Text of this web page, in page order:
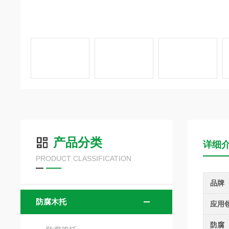
产品分类
PRODUCT CLASSIFICATION
防腐木托
详细
品牌
应用
防腐